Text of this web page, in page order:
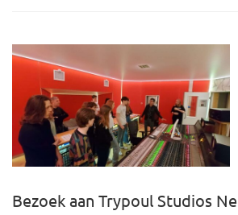
Bezoek aan Trypoul Studios